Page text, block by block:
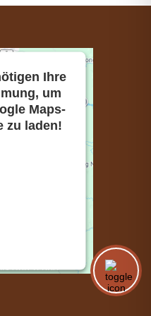
Ihre
um
Maps-
zu laden!
durch und